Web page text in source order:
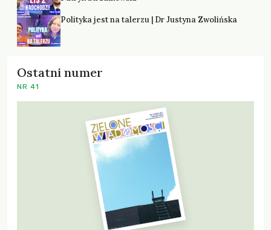
Polityka jest na talerzu | Dr Justyna Zwolińska
Ostatni numer
NR 41